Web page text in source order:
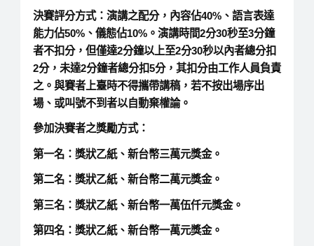
決賽評分方式： 演講之配分，內容佔40%、語言表達
能力佔50%、儀態佔10%。演講時間2分30秒至3分鐘
者不扣分，但僅達2分鐘以上至2分30秒以內者總分扣
2分，未達2分鐘者總分扣5分，其扣分由工作人員負責
之。與賽者上臺時不得攜帶講稿，若不按出場序出
場、或叫號不到者以自動棄權論。
參加決賽者之獎勵方式：
第一名：獎狀乙紙、新台幣三萬元獎金。
第二名：獎狀乙紙、新台幣二萬元獎金。
第三名：獎狀乙紙、新台幣一萬伍仟元獎金。
第四名：獎狀乙紙、新台幣一萬元獎金。